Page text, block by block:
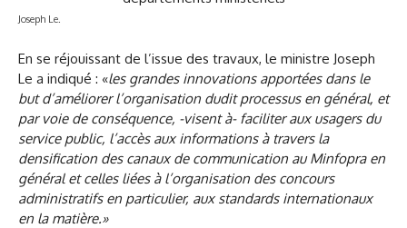
Joseph Le.
En se réjouissant de l’issue des travaux, le ministre Joseph
Le a indiqué : «les grandes innovations apportées dans le
but d’améliorer l’organisation dudit processus en général, et
par voie de conséquence, -visent à- faciliter aux usagers du
service public, l’accès aux informations à travers la
densification des canaux de communication au Minfopra en
général et celles liées à l’organisation des concours
administratifs en particulier, aux standards internationaux
en la matière.»